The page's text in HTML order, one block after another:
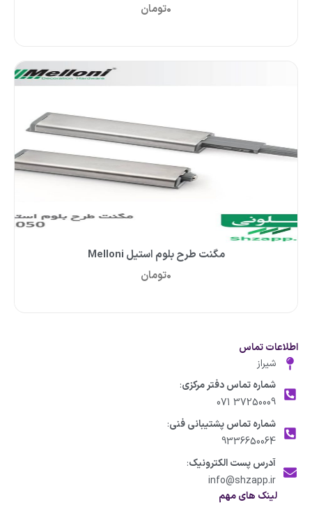
0تومان
مگنت طرح بلوم استیل Melloni
0تومان
اطلاعات تماس
شیراز
شماره تماس دفتر مرکزی:
37250009 071
شماره تماس پشتیبانی فنی:
9336650064
آدرس پست الکترونیک:
info@shzapp.ir
لینک های مهم